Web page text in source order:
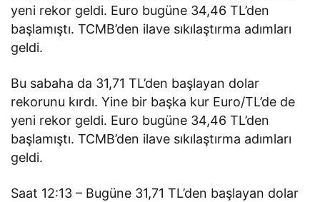
yeni rekor geldi. Euro bugüne 34,46 TL’den
başlamıştı. TCMB’den ilave sıkılaştırma adımları
geldi.
Bu sabaha da 31,71 TL’den başlayan dolar
rekorunu kırdı. Yine bir başka kur Euro/TL’de de
yeni rekor geldi. Euro bugüne 34,46 TL’den
başlamıştı. TCMB’den ilave sıkılaştırma adımları
geldi.
Saat 12:13 – Bugüne 31,71 TL’den başlayan dolar